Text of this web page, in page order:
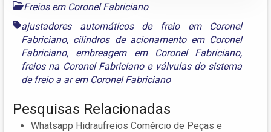
Freios em Coronel Fabriciano
ajustadores automáticos de freio em Coronel
Fabriciano, cilindros de acionamento em Coronel
Fabriciano, embreagem em Coronel Fabriciano,
freios na Coronel Fabricianoe válvulas do sistema
de freio a ar em Coronel Fabriciano
Pesquisas Relacionadas
Whatsapp Hidraufreios Comércio de Peças e